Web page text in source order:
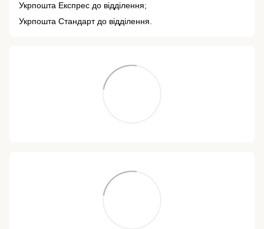
Укрпошта Експрес до відділення;
Укрпошта Стандарт до відділення.